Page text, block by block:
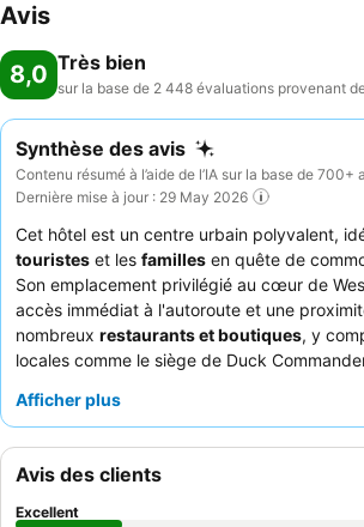
Avis
8,0 Très bien
sur la base de 2 448 évaluations provenant
Synthèse des avis
Contenu résumé à l’aide de l’IA sur la base de 700+
Dernière mise à jour : 29 May 2026
Cet hôtel est un centre urbain polyvalent,
touristes et les familles en quête de
Son emplacement privilégié au cœur de
accès immédiat à l'autoroute et une
nombreux restaurants et boutiques, y
locales comme le siège de Duck
avec des tables et des chaises de patio,
serviable
, et le délicieux
variété d'options, y compris des gaufres, est
une expérience plus luxueuse, pensez à
Afficher plus
Avis des clients
Excellent